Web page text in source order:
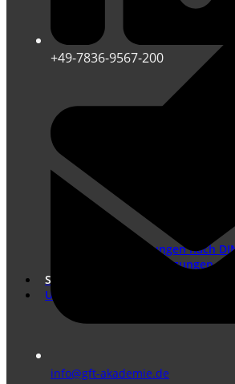
Übersetzungen nach
Marketing Übersetzungen
Shop
Unternehmen
+49-7836-9567-200
info@gft-akademie.de